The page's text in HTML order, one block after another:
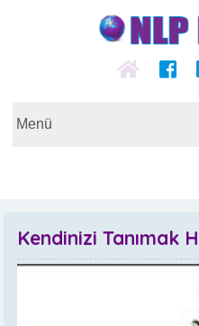
Kendinizi Tanımak